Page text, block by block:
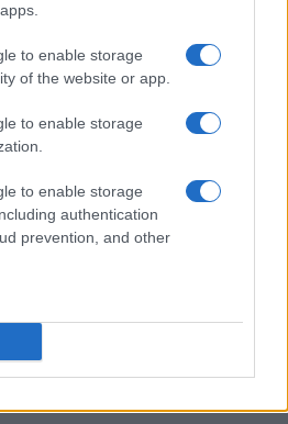
to enable storage
of the website or app.
to enable storage
to enable storage
authentication
prevention, and other